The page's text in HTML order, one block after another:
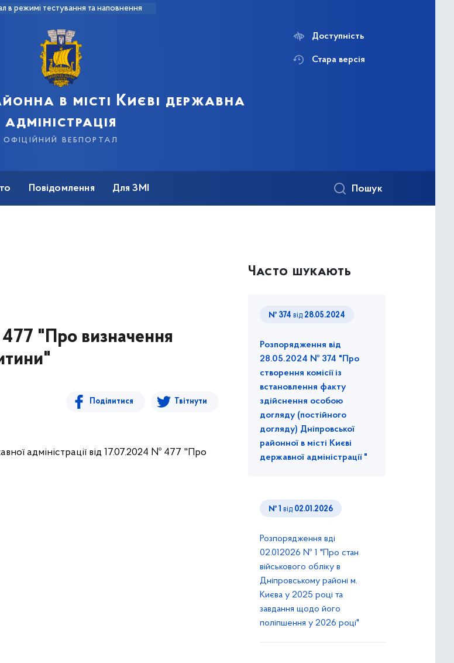
в режимі тестування та наповнення
в місті Києві державна
адміністрація
офіційний вебпортал
Доступність
Стара версія
Повідомлення Для ЗМІ Пошук
"Про визначення
Поділитися Твітнути
адміністрації від 17.07.2024 № 477 "Про
Часто шукають
№ 374 від 28.05.2024
Розпорядження від
28.05.2024 № 374 "Про
створення комісії із
встановлення факту
здійснення особою
догляду (постійного
догляду) Дніпровської
районної в місті Києві
державної адміністрації "
№ 1 від 02.01.2026
Розпорядження вді
02.012026 № 1 "Про стан
військового обліку в
Дніпровському районі м.
Києва у 2025 році та
завдання щодо його
поліпшення у 2026 році"